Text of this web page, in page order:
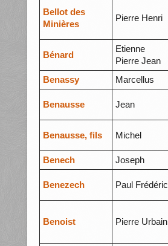
Bellot des
Minières
Pierre Henri
Bénard
Etienne
Pierre Jean
Benassy Marcellus
Benausse Jean
Benausse, fils Michel
Benech
Joseph
Benezech Paul Frédéric
Benoist Pierre Urbain